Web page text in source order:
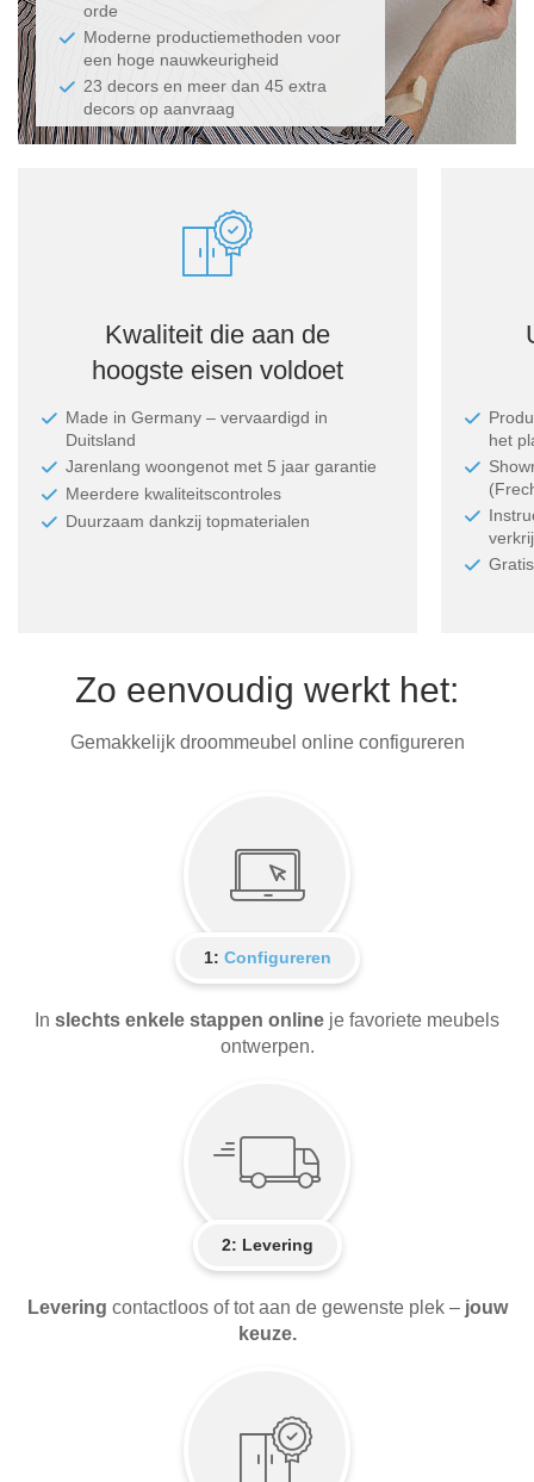
orde
Moderne productiemethoden voor
een hoge nauwkeurigheid
23 decors en meer dan 45 extra
decors op aanvraag
Kwaliteit die aan de
hoogste eisen voldoet
Made in Germany ‒ vervaardigd in
Duitsland
Jarenlang woongenot met 5 jaar garantie
Meerdere kwaliteitscontroles
Duurzaam dankzij topmaterialen
het
Zo eenvoudig werkt het:
Gemakkelijk droommeubel online configureren
1: Configureren
In slechts enkele stappen online je favoriete meubels
ontwerpen.
2: Levering
Levering contactloos of tot aan de gewenste plek – jouw
keuze.